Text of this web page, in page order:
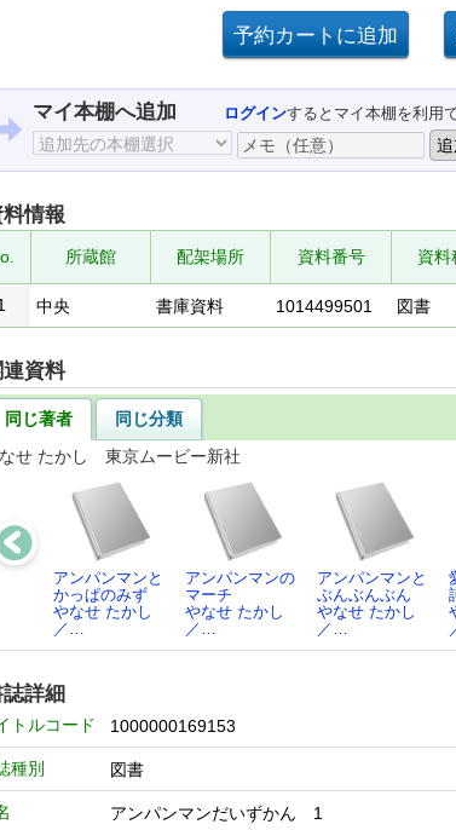
マイ本棚へ追加 ログインするとマイ本棚を利用
料情報
所蔵館 配架場所 資料番号 資料
中央 書庫資料 1014499501 図書
連資料
同じ著者
同じ分類
せ たかし 東京ムービー新社
アンパンマンと
かっぱのみず
やなせ たかし
／…
アンパンマンの
マーチ
やなせ たかし
／…
アンパンマンと
ぶんぶんぶん
やなせ たかし
／…
詳細
トルコード 1000000169153
種別 図書
アンパンマンだいずかん 1